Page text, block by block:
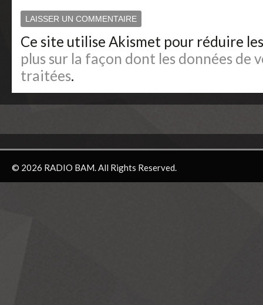
Ce site utilise Akismet pour réduire
plus sur la façon dont les données de
traitées.
© 2026 RADIO BAM. All Rights Reserved.